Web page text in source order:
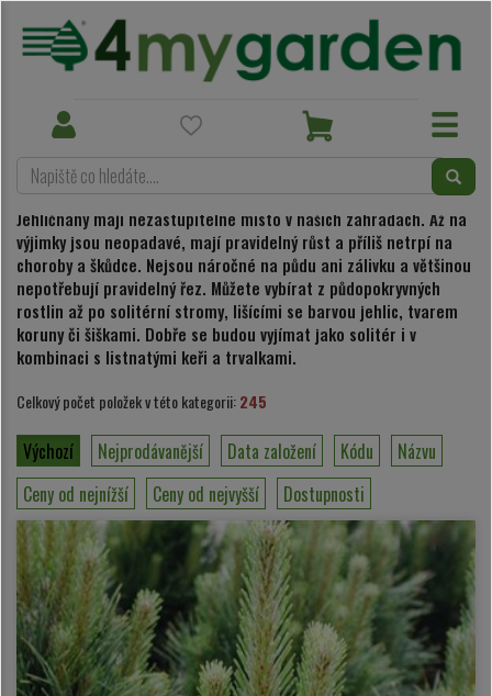
Toggle
navigation
Toggle
navigation
Rostliny do okrasné zahrady Jehličnany
Jehličnany
Jehličnany mají nezastupitelné místo v našich zahradách. Až na
výjimky jsou neopadavé, mají pravidelný růst a příliš netrpí na
choroby a škůdce. Nejsou náročné na půdu ani zálivku a většinou
nepotřebují pravidelný řez. Můžete vybírat z půdopokryvných
rostlin až po solitérní stromy, lišícími se barvou jehlic, tvarem
koruny či šiškami. Dobře se budou vyjímat jako solitér i v
kombinaci s listnatými keři a trvalkami.
Celkový počet položek v této kategorii:245
Výchozí Nejprodávanější Data založení Kódu
Názvu
Ceny od nejnížší
Ceny od nejvyšší Dostupnosti